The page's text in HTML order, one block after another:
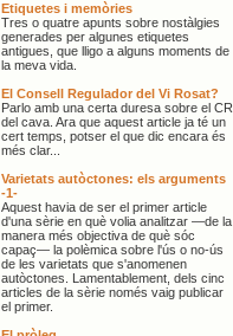
Etiquetes i memòries
Tres o quatre apunts sobre nostàlgies
generades per algunes etiquetes
antigues, que lligo a alguns moments de
la meva vida.
El Consell Regulador del Vi Rosat?
Parlo amb una certa duresa sobre el CR
del cava. Ara que aquest article ja té un
cert temps, potser el que dic encara és
més clar...
Varietats autòctones: els arguments
-1-
Aquest havia de ser el primer article
d'una sèrie en què volia analitzar —de la
manera més objectiva de què sóc
capaç— la polèmica sobre l'ús o no-ús
de les varietats que s'anomenen
autòctones. Lamentablement, dels cinc
articles de la sèrie només vaig publicar
el primer.